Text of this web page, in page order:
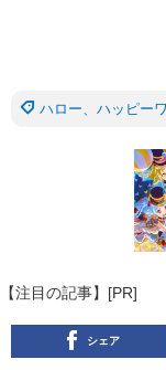
ハロー、ハッピー
【注目の記事】[PR]
シェア